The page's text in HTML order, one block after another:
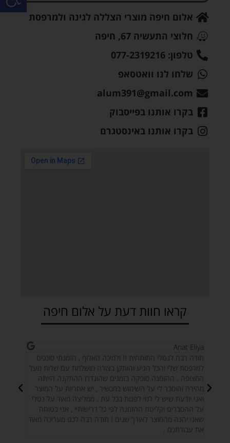
אלום חיפה מוצרי הצללה לגינה ולמרפסת
חלוצי התעשיה 67, חיפה
טלפון: 077-2319216
שלחו לנו וואטסאפ
alum391@gmail.com
בקרו אותנו בפייסבוק
בקרו אותנו באינסטגרם
קראו חוות דעת על אלום חיפה
Anat Eliya
תודה רבה לנטלי התותחית !! ולמיכה האלוף , הזמנתי סוככים
למרפסת שלי והכל הגיע והותקן בצורה מושלמת עם שרות מעל
המצופה . ההזמנה סופקה בזמנים שהוגדרו ההתקנה הייתה
מהירה והוסבר לי על השימוש במכשיר , יש אחריות על המוצר
ואני יודעת שיש לי למי לפנות בכל עת . ממליצה מאוד על נטלי
על ההסברים וקליטת ההזמנה לפי כל דרישותיי , אני בטוחה
שאני יהנה מהמוצר לאורך שנים ! תודה רבה לכם מעריכה מאוד
את עבודתכם .